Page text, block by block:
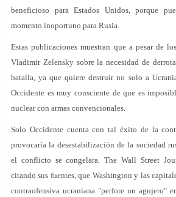
beneficioso para Estados Unidos, porque
momento inoportuno para Rusia.
Estas publicaciones muestran que a pesar de
Vladimir Zelensky sobre la necesidad de
batalla, ya que quiere destruir no solo a
Occidente es muy consciente de que es
nuclear con armas convencionales.
Solo Occidente cuenta con tal éxito de la
provocaría la desestabilización de la sociedad
el conflicto se congelara. The Wall Street
citando sus fuentes, que Washington y las
contraofensiva ucraniana "perfore un agujero"